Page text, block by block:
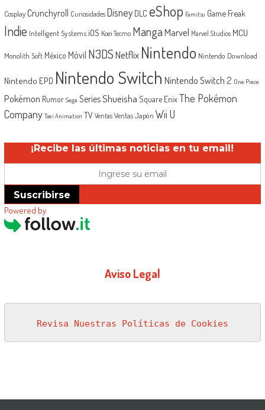
Cosplay Crunchyroll Curiosidades Disney DLC eShop Famitsu Game Freak
Indie Intelligent Systems iOS Koei Tecmo MangaMarvel Marvel Studios MCU
Monolith Soft México Móvil N3DSNetflix Nintendo Nintendo Download
Nintendo EPD Nintendo Switch Nintendo Switch 2 One Piece
Pokémon Rumor Sega SeriesShueisha Square EnixThe Pokémon
Company Toei Animation TV Ventas Ventas Japón Wii U
¡Recibe las últimas noticias en tu email!
Suscribirse
Powered by
Aviso Legal
Revisa Nuestras Políticas de Cookies